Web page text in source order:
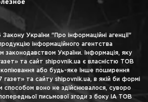
України "Про інформаційні агенції"
інформаційного агентства
законодавством України. Інформація, яку
та сайт shipovnik.ua є власністю ТОВ
або будь-яке інше поширення
газет» та сайту shipovnik.ua, в якій би формі
способом воно не здійснювалося, суворо
письмової згоди з боку ІА ТОВ